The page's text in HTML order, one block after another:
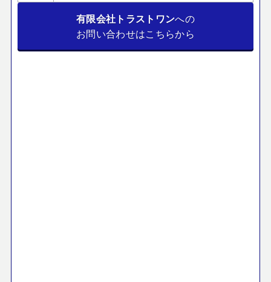
有限会社トラストワンへの
お問い合わせはこちらから